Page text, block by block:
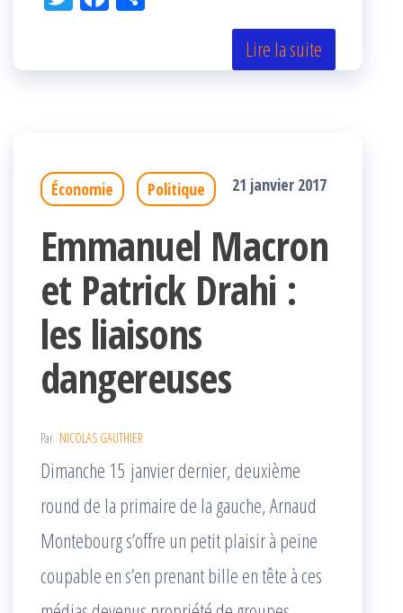
k r
Lire la suite
Économie Politique 21 janvier 2017
Emmanuel Macron
et Patrick Drahi :
les liaisons
dangereuses
Par NICOLAS GAUTHIER
Dimanche 15 janvier dernier, deuxième
round de la primaire de la gauche, Arnaud
Montebourg s’offre un petit plaisir à peine
coupable en s’en prenant bille en tête à ces